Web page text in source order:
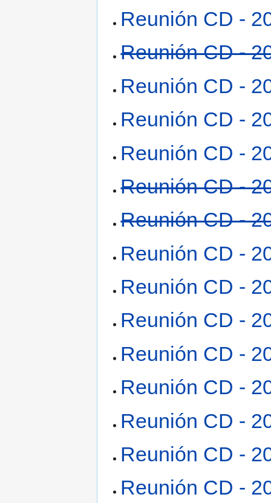
Reunión CD -
Reunión CD -
Reunión CD -
Reunión CD -
Reunión CD -
Reunión CD -
Reunión CD -
Reunión CD -
Reunión CD -
Reunión CD -
Reunión CD -
Reunión CD -
Reunión CD -
Reunión CD -
Reunión CD -